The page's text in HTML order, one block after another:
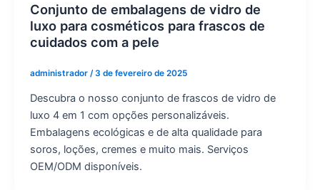
Conjunto de embalagens de vidro de
luxo para cosméticos para frascos de
cuidados com a pele
administrador /3 de fevereiro de 2025
Descubra o nosso conjunto de frascos de vidro de
luxo 4 em 1 com opções personalizáveis.
Embalagens ecológicas e de alta qualidade para
soros, loções, cremes e muito mais. Serviços
OEM/ODM disponíveis.